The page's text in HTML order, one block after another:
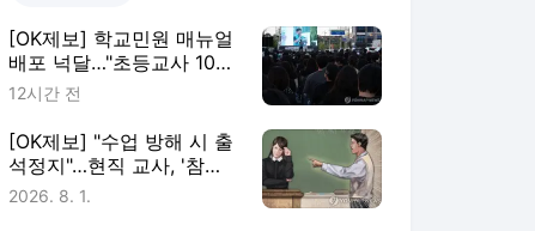
[OK제보] 학교민원 매뉴얼
배포 넉달…"초등교사 10명
중 7명 존재 몰라"
12시간 전
[OK제보] "수업 방해 시 출
석정지"…현직 교사, '참교
육법' 국민청원
2026. 8. 1.